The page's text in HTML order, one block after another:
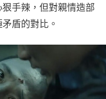
手辣，但對親情造部
盾的對比。